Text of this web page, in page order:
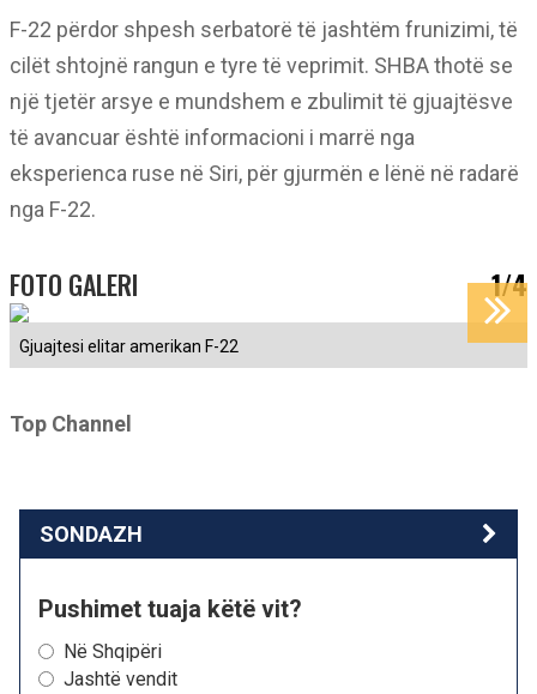
F-22 përdor shpesh serbatorë të jashtëm frunizimi, të
cilët shtojnë rangun e tyre të veprimit. SHBA thotë se
një tjetër arsye e mundshem e zbulimit të gjuajtësve
të avancuar është informacioni i marrë nga
eksperienca ruse në Siri, për gjurmën e lënë në radarë
nga F-22.
FOTO GALERI 1/4
Gjuajtesi elitar amerikan F-22
Top Channel
SONDAZH
Pushimet tuaja këtë vit?
Në Shqipëri
Jashtë vendit